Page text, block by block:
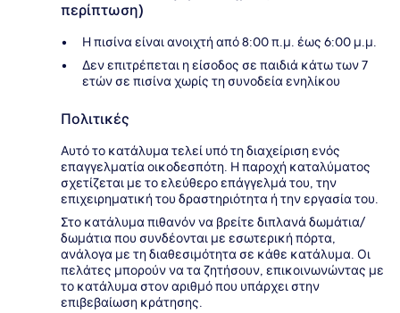
περίπτωση)
Η πισίνα είναι ανοιχτή από 8:00 π.μ. έως 6:00 μ.μ.
Δεν επιτρέπεται η είσοδος σε παιδιά κάτω των 7
ετών σε πισίνα χωρίς τη συνοδεία ενηλίκου
Πολιτικές
Αυτό το κατάλυμα τελεί υπό τη διαχείριση ενός
επαγγελματία οικοδεσπότη. Η παροχή καταλύματος
σχετίζεται με το ελεύθερο επάγγελμά του, την
επιχειρηματική του δραστηριότητα ή την εργασία του.
Στο κατάλυμα πιθανόν να βρείτε διπλανά δωμάτια/
δωμάτια που συνδέονται με εσωτερική πόρτα,
ανάλογα με τη διαθεσιμότητα σε κάθε κατάλυμα. Οι
πελάτες μπορούν να τα ζητήσουν, επικοινωνώντας με
το κατάλυμα στον αριθμό που υπάρχει στην
επιβεβαίωση κράτησης.